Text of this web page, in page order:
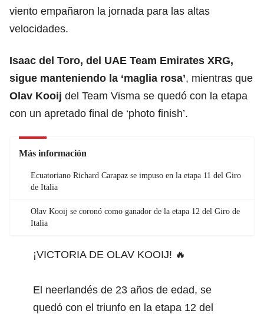
viento empañaron la jornada para las altas
velocidades.
Isaac del Toro, del UAE Team Emirates XRG,
sigue manteniendo la ‘maglia rosa’, mientras que
Olav Kooij del Team Visma se quedó con la etapa
con un apretado final de ‘photo finish’.
Más información
Ecuatoriano Richard Carapaz se impuso en la etapa 11 del Giro
de Italia
Olav Kooij se coronó como ganador de la etapa 12 del Giro de
Italia
¡VICTORIA DE OLAV KOOIJ! 🔥
El neerlandés de 23 años de edad, se
quedó con el triunfo en la etapa 12 del